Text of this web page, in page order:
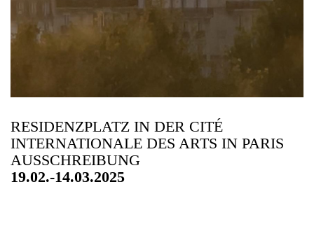
RESIDENZPLATZ IN DER CITÉ
INTERNATIONALE DES ARTS IN PARIS
AUSSCHREIBUNG
19.02.-14.03.2025